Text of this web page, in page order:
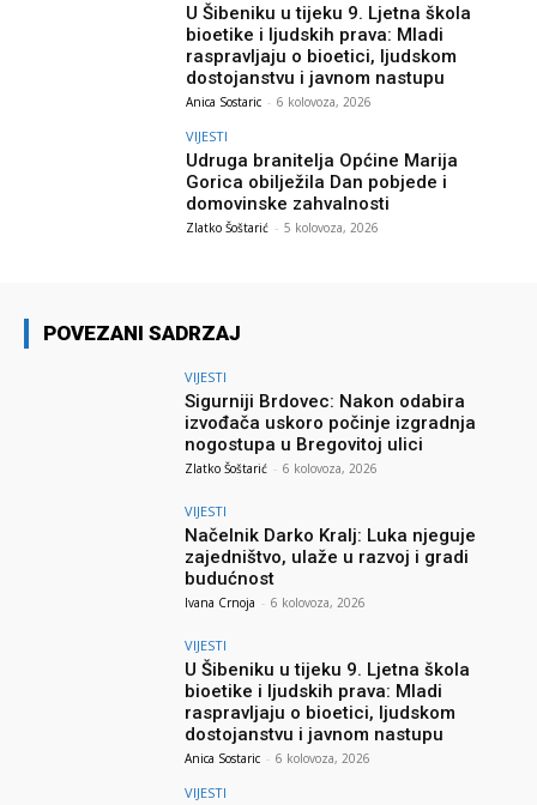
U Šibeniku u tijeku 9. Ljetna škola
bioetike i ljudskih prava: Mladi
raspravljaju o bioetici, ljudskom
dostojanstvu i javnom nastupu
Anica Sostaric - 6 kolovoza, 2026
VIJESTI
Udruga branitelja Općine Marija
Gorica obilježila Dan pobjede i
domovinske zahvalnosti
Zlatko Šoštarić - 5 kolovoza, 2026
POVEZANI SADRZAJ
VIJESTI
Sigurniji Brdovec: Nakon odabira
izvođača uskoro počinje izgradnja
nogostupa u Bregovitoj ulici
Zlatko Šoštarić - 6 kolovoza, 2026
VIJESTI
Načelnik Darko Kralj: Luka njeguje
zajedništvo, ulaže u razvoj i gradi
budućnost
Ivana Crnoja - 6 kolovoza, 2026
VIJESTI
U Šibeniku u tijeku 9. Ljetna škola
bioetike i ljudskih prava: Mladi
raspravljaju o bioetici, ljudskom
dostojanstvu i javnom nastupu
Anica Sostaric - 6 kolovoza, 2026
VIJESTI